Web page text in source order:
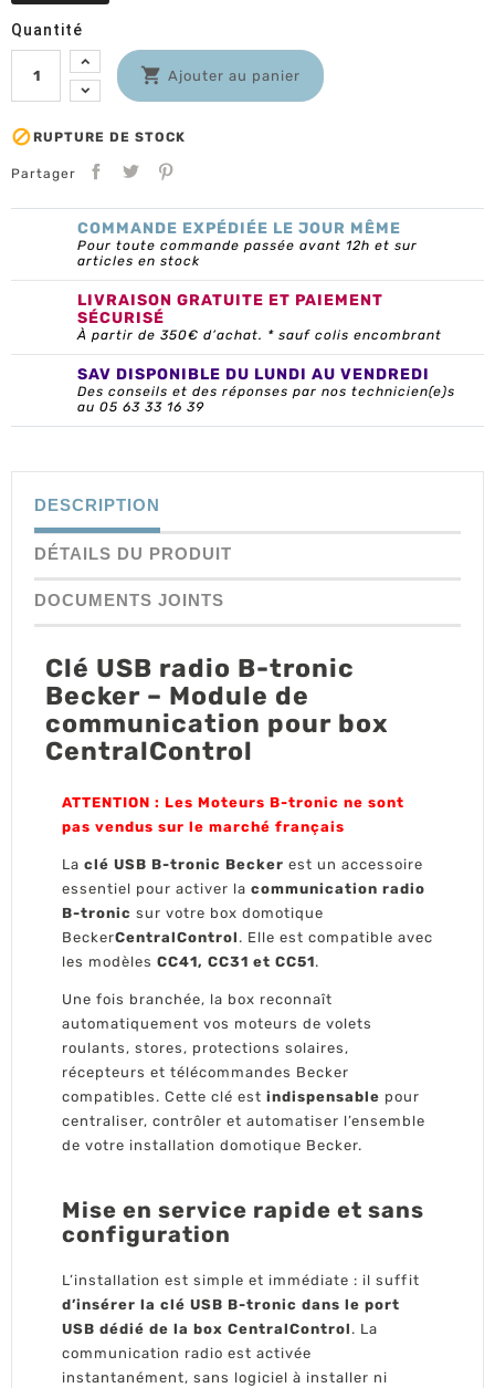
Quantité
 Ajouter au panier
 RUPTURE DE STOCK
Partager
COMMANDE EXPÉDIÉE LE JOUR MÊME
Pour toute commande passée avant 12h et sur
articles en stock
LIVRAISON GRATUITE ET PAIEMENT
SÉCURISÉ
À partir de 350€ d’achat. * sauf colis encombrant
SAV DISPONIBLE DU LUNDI AU VENDREDI
Des conseils et des réponses par nos technicien(e)s
au 05 63 33 16 39
DESCRIPTION
DÉTAILS DU PRODUIT
DOCUMENTS JOINTS
Clé USB radio B-tronic
Becker – Module de
communication pour box
CentralControl
ATTENTION : Les Moteurs B-tronic ne sont
pas vendus sur le marché français
La clé USB B-tronic Becker est un accessoire
essentiel pour activer la communication radio
B-tronic sur votre box domotique
BeckerCentralControl . Elle est compatible avec
les modèles CC41, CC31 et CC51.
Une fois branchée, la box reconnaît
automatiquement vos moteurs de volets
roulants, stores, protections solaires,
récepteurs et télécommandes Becker
compatibles. Cette clé est indispensable pour
centraliser, contrôler et automatiser l’ensemble
de votre installation domotique Becker.
Mise en service rapide et sans
configuration
L’installation est simple et immédiate : il suffit
d’insérer la clé USB B-tronic dans le port
USB dédié de la box CentralControl . La
communication radio est activée
instantanément, sans logiciel à installer ni